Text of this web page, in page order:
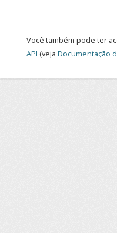
Você também pode ter
API (veja Documentação